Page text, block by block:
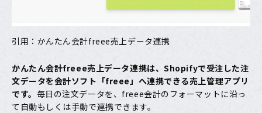
引用： かんたん会計freee売上データ連携
かんたん会計freee売上データ連携は、Shopifyで受注した注
文データを会計ソフト「freee」へ連携できる売上管理アプリ
です。 毎日の注文データを、freee会計のフォーマットに沿っ
て自動もしくは手動で連携できます。